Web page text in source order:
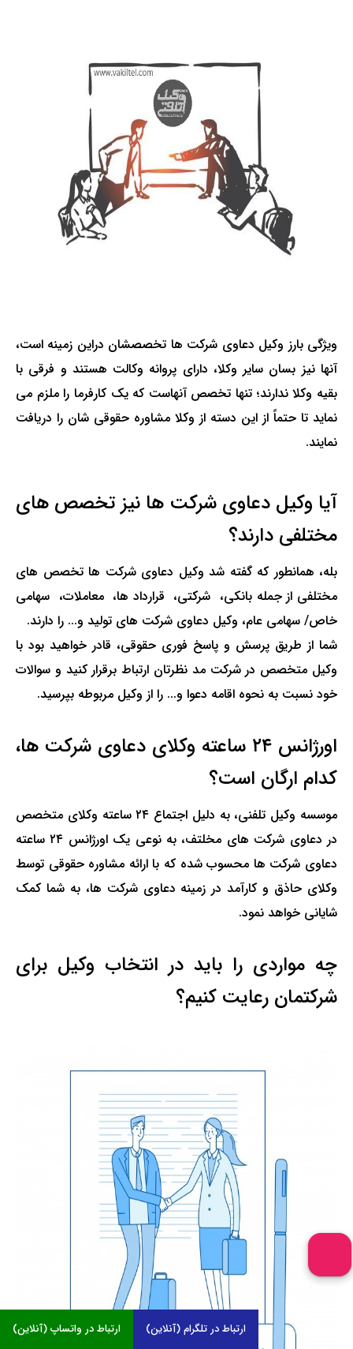
ویژگی بارز وکیل دعاوی شرکت ها تخصصشان دراین زمینه است،
آنها نیز بسان سایر وکلا، دارای پروانه وکالت هستند و فرقی با
بقیه وکلا ندارند؛ تنها تخصص آنهاست که یک کارفرما را ملزم می
نماید تا حتماً از این دسته از وکلا مشاوره حقوقی شان را دریافت
نمایند.
آیا وکیل دعاوی شرکت ها نیز تخصص های
مختلفی دارند؟
بله، همانطور که گفته شد وکیل دعاوی شرکت ها تخصص های
مختلفی از جمله بانکی، شرکتی، قرارداد ها، معاملات، سهامی
خاص/ سهامی عام، وکیل دعاوی شرکت های تولید و... را دارند.
شما از طریق پرسش و پاسخ فوری حقوقی، قادر خواهید بود با
وکیل متخصص در شرکت مد نظرتان ارتباط برقرار کنید و سوالات
خود نسبت به نحوه اقامه دعوا و... را از وکیل مربوطه بپرسید.
اورژانس ۲۴ ساعته وکلای دعاوی شرکت ها،
کدام ارگان است؟
موسسه وکیل تلفنی، به دلیل اجتماع ۲۴ ساعته وکلای متخصص
در دعاوی شرکت های مخلتف، به نوعی یک اورژانس ۲۴ ساعته
دعاوی شرکت ها محسوب شده که با ارائه مشاوره حقوقی توسط
وکلای حاذق و کارآمد در زمینه دعاوی شرکت ها، به شما کمک
شایانی خواهد نمود.
چه مواردی را باید در انتخاب وکیل برای
شرکتمان رعایت کنیم؟
ارتباط در واتساپ (آنلاین) ارتباط در تلگرام (آنلاین)